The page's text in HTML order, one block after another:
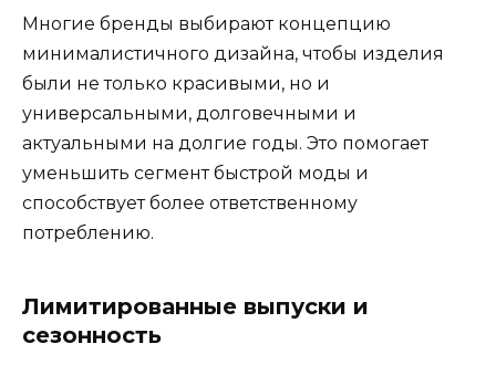
Многие бренды выбирают концепцию
минималистичного дизайна, чтобы изделия
были не только красивыми, но и
универсальными, долговечными и
актуальными на долгие годы. Это помогает
уменьшить сегмент быстрой моды и
способствует более ответственному
потреблению.
Лимитированные выпуски и
сезонность